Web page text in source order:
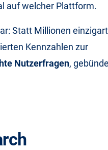
auf welcher Plattform.
Statt Millionen
Kennzahlen zur
Nutzerfragen,